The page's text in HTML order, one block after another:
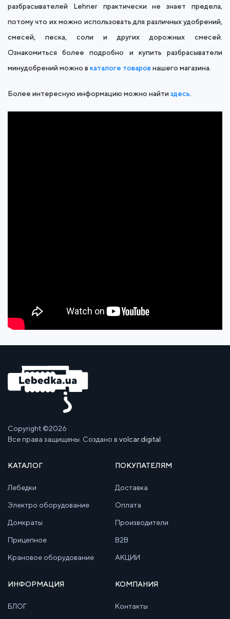
разбрасывателей Lehner практически не знает предела,
потому что их можно использовать для различных удобрений,
смесей, песка, соли и других дорожных смесей.
Ознакомиться более подробно и купить разбрасыватели
минудобрений можно в каталоге товаров нашего магазина.
Более интересную информацию можно найти здесь.
Copyright ©2026
Все права защищены. Создано в volcar.digital
КАТАЛОГ
Лебедки
Электро оборудование
Домкраты
Прицепное
Крановое оборудование
ПОКУПАТЕЛЯМ
Доставка
Оплата
Производители
B2B
АКЦИИ
ИНФОРМАЦИЯ
БЛОГ
КОМПАНИЯ
Контакты